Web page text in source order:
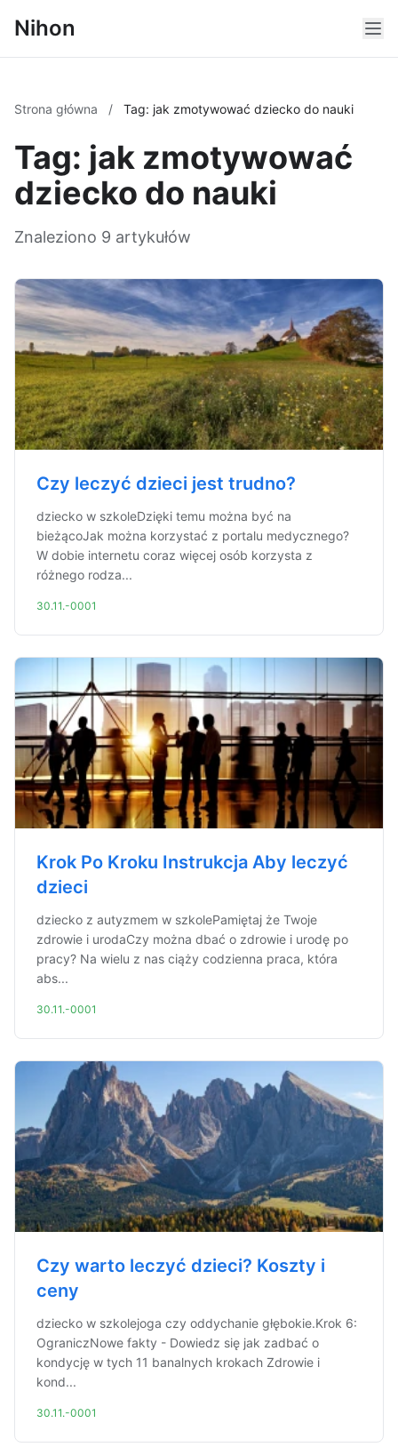
Nihon
Strona główna / Tag: jak zmotywować dziecko do nauki
Tag: jak zmotywować
dziecko do nauki
Znaleziono 9 artykułów
Czy leczyć dzieci jest trudno?
dziecko w szkoleDzięki temu można być na
bieżącoJak można korzystać z portalu medycznego?
W dobie internetu coraz więcej osób korzysta z
różnego rodza...
30.11.-0001
Krok Po Kroku Instrukcja Aby leczyć
dzieci
dziecko z autyzmem w szkolePamiętaj że Twoje
zdrowie i urodaCzy można dbać o zdrowie i urodę po
pracy? Na wielu z nas ciąży codzienna praca, która
abs...
30.11.-0001
Czy warto leczyć dzieci? Koszty i
ceny
dziecko w szkolejoga czy oddychanie głębokie.Krok 6:
OgraniczNowe fakty - Dowiedz się jak zadbać o
kondycję w tych 11 banalnych krokach Zdrowie i
kond...
30.11.-0001